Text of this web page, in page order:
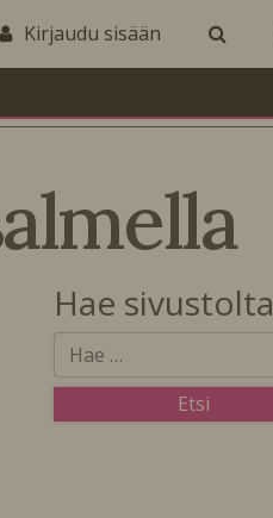
Kirjaudu sisään
Hae sivustolta